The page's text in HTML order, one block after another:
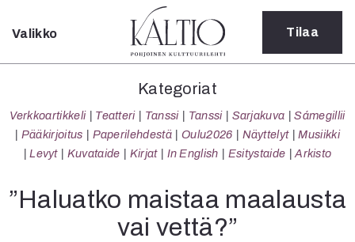
Sulje
Kategoriat
Verkkoartikkeli
Teatteri
Tanssi
Sarjakuva
Sámegillii
Pääkirjoitus
Valikko Tilaa
Kategoriat
Verkkoartikkeli Teatteri Tanssi Tanssi Sarjakuva
Sámegillii
Pääkirjoitus
Paperilehdestä Oulu2026 Näyttelyt
Musiikki
Levyt
Kuvataide Kirjat In English Esitystaide Arkisto
”Haluatko maistaa maalausta
vai vettä?”